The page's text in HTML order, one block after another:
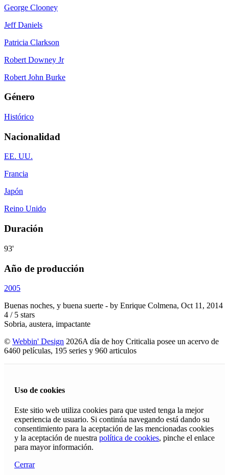
George Clooney
Jeff Daniels
Patricia Clarkson
Robert Downey Jr
Robert John Burke
Género
Histórico
Nacionalidad
EE. UU.
Francia
Japón
Reino Unido
Duración
93'
Año de producción
2005
Buenas noches, y buena suerte - by Enrique Colmena, Oct 11, 2014
4 / 5 stars
Sobria, austera, impactante
© Webbin' Design 2026A día de hoy Criticalia posee un acervo de
6460 películas, 195 series y 960 articulos
Uso de cookies
Este sitio web utiliza cookies para que usted tenga la mejor
experiencia de usuario. Si continúa navegando está dando su
consentimiento para la aceptación de las mencionadas cookies
y la aceptación de nuestra política de cookies, pinche el enlace
para mayor información.
Cerrar